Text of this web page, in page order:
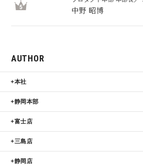
5 中野 昭博
AUTHOR
本社
静岡本部
富士店
三島店
静岡店